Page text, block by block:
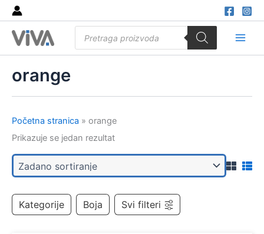
Skip
to
content
search
orange
Početna stranica » orange
Prikazuje se jedan rezultat
Kategorije Boja Svi filteri